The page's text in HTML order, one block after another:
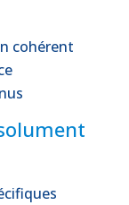
cohérent